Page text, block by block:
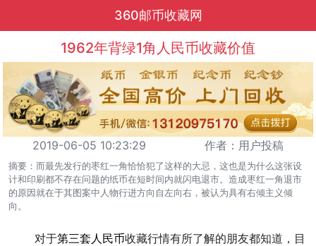
360邮币收藏网
1962年背绿1角人民币收藏价值
2019-06-05 10:23:29 作者：用户投稿
摘要：而最先发行的枣红一角恰恰犯了这样的大忌，这也是为什么这张设
计和印刷都不存在问题的纸币在短时间内就闪电退市。造成枣红一角退市
的原因就在于其图案中人物行进方向自左向右，被认为具有右倾主义倾
向。
对于第三套人民币收藏行情有所了解的朋友都知道，目